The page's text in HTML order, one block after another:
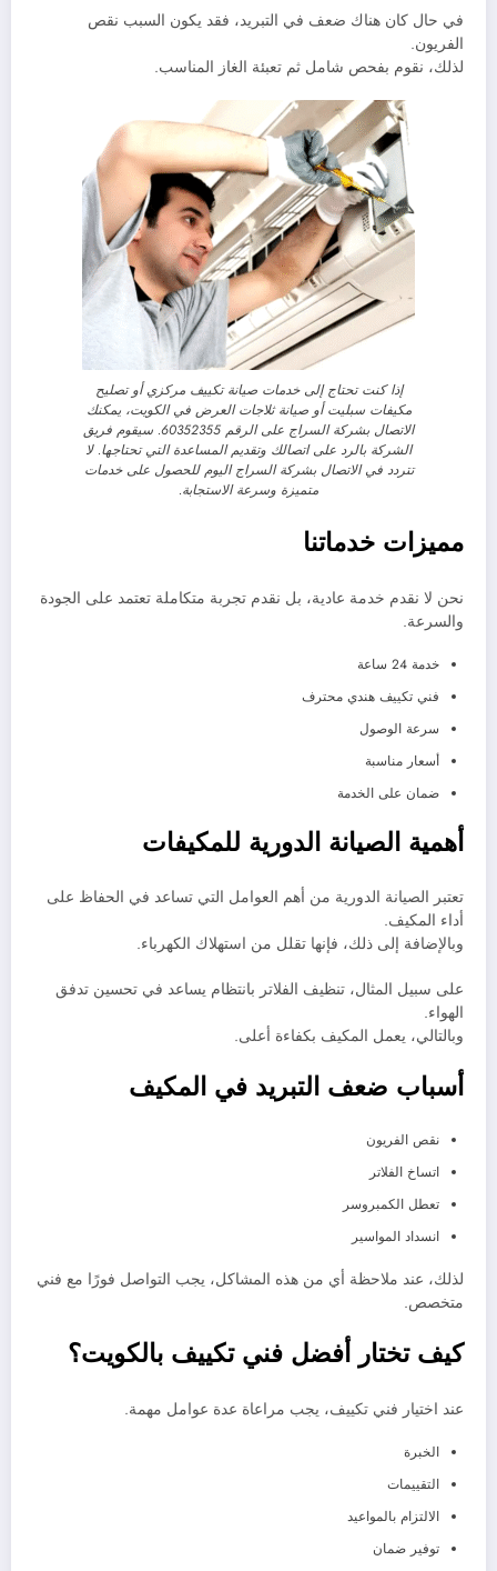
في حال كان هناك ضعف في التبريد، فقد يكون السبب نقص
الفريون.
لذلك، نقوم بفحص شامل ثم تعبئة الغاز المناسب.
إذا كنت تحتاج إلى خدمات صيانة تكييف مركزي أو تصليح
مكيفات سبليت أو صيانة ثلاجات العرض في الكويت، يمكنك
الاتصال بشركة السراج على الرقم 60352355. سيقوم فريق
الشركة بالرد على اتصالك وتقديم المساعدة التي تحتاجها. لا
تتردد في الاتصال بشركة السراج اليوم للحصول على خدمات
متميزة وسرعة الاستجابة.
مميزات خدماتنا
نحن لا نقدم خدمة عادية، بل نقدم تجربة متكاملة تعتمد على الجودة
والسرعة.
خدمة 24 ساعة
فني تكييف هندي محترف
سرعة الوصول
أسعار مناسبة
ضمان على الخدمة
أهمية الصيانة الدورية للمكيفات
تعتبر الصيانة الدورية من أهم العوامل التي تساعد في الحفاظ على
أداء المكيف.
وبالإضافة إلى ذلك، فإنها تقلل من استهلاك الكهرباء.
على سبيل المثال، تنظيف الفلاتر بانتظام يساعد في تحسين تدفق
الهواء.
وبالتالي، يعمل المكيف بكفاءة أعلى.
أسباب ضعف التبريد في المكيف
نقص الفريون
اتساخ الفلاتر
تعطل الكمبروسر
انسداد المواسير
لذلك، عند ملاحظة أي من هذه المشاكل، يجب التواصل فورًا مع فني
متخصص.
كيف تختار أفضل فني تكييف بالكويت؟
عند اختيار فني تكييف، يجب مراعاة عدة عوامل مهمة.
الخبرة
التقييمات
الالتزام بالمواعيد
توفير ضمان